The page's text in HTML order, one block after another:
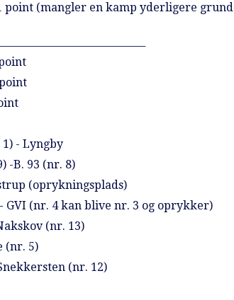
(mangler en kamp yderligere
- Lyngby
-B. 93 (nr. 8)
(oprykningsplads)
GVI (nr. 4 kan blive nr. 3 og oprykker)
(nr. 13)
(nr. 5)
(nr. 12)